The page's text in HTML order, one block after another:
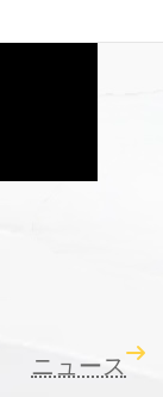
ニュース